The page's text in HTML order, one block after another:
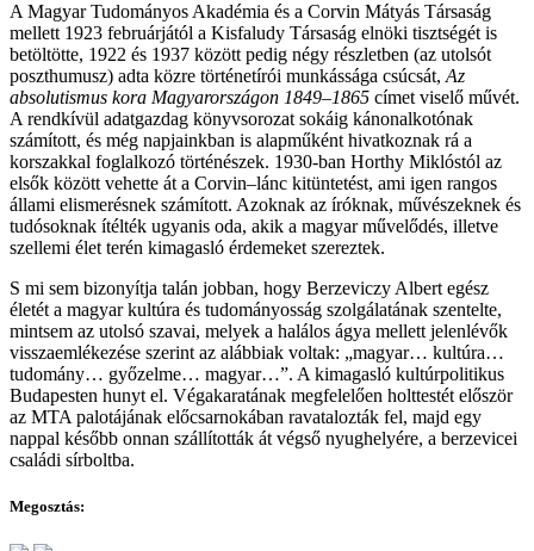
A Magyar Tudományos Akadémia és a Corvin Mátyás Társaság
mellett 1923 februárjától a Kisfaludy Társaság elnöki tisztségét is
betöltötte, 1922 és 1937 között pedig négy részletben (az utolsót
poszthumusz) adta közre történetírói munkássága csúcsát, Az
absolutismus kora Magyarországon 1849–1865 címet viselő művét.
A rendkívül adatgazdag könyvsorozat sokáig kánonalkotónak
számított, és még napjainkban is alapműként hivatkoznak rá a
korszakkal foglalkozó történészek. 1930-ban Horthy Miklóstól az
elsők között vehette át a Corvin–lánc kitüntetést, ami igen rangos
állami elismerésnek számított. Azoknak az íróknak, művészeknek és
tudósoknak ítélték ugyanis oda, akik a magyar művelődés, illetve
szellemi élet terén kimagasló érdemeket szereztek.
S mi sem bizonyítja talán jobban, hogy Berzeviczy Albert egész
életét a magyar kultúra és tudományosság szolgálatának szentelte,
mintsem az utolsó szavai, melyek a halálos ágya mellett jelenlévők
visszaemlékezése szerint az alábbiak voltak: „magyar… kultúra…
tudomány… győzelme… magyar…”. A kimagasló kultúrpolitikus
Budapesten hunyt el. Végakaratának megfelelően holttestét először
az MTA palotájának előcsarnokában ravatalozták fel, majd egy
nappal később onnan szállították át végső nyughelyére, a berzevicei
családi sírboltba.
Megosztás: